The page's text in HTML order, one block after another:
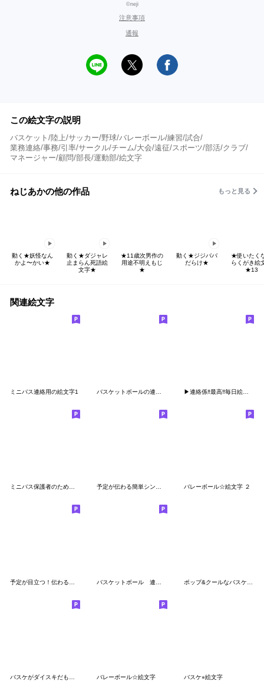
©neji
注意事項
通報
この絵文字の説明
バスケット/陸上/サッカー/野球/バレーボール/練習/試合/
業務連絡/事務/引率/サークル/チーム/大会/遠征/スポーツ/部活/クラブ/
マネージャー/顧問/部長/運動部/絵文字
ねじあかの他の作品 もっと見る
動く★妖怪なん
かよ〜かい★
動く★ダジャレ
止まらん死語絵
文字★
★11歳次男作の
用途不明えもじ
★
動く★ジジババ
だらけ★
★使いたく
らくがき絵
★13
関連絵文字
ミニバス連絡用の絵文字1 ▶︎連絡係‼︎最高‼︎毎日絵文字‼︎◀︎
ミニバス保護者のための絵文字 予定が伝わる簡単シンプルな連絡用絵文字 バレーボール☆絵文字 ２
ポップ&クールなバスケットボール
バレーボール☆絵文字 バスケ⭐︎絵文字